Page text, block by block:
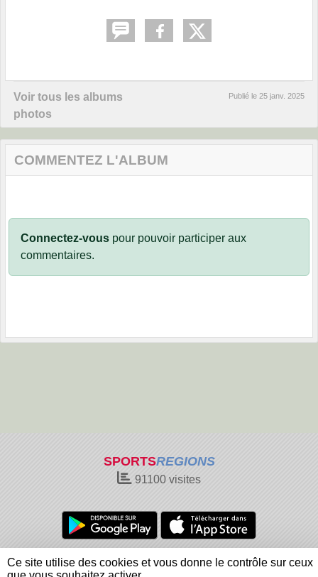
Voir tous les albums
photos
Publié le 25 janv. 2025
COMMENTEZ L'ALBUM
Connectez-vous pour pouvoir participer aux
commentaires.
SPORTSREGIONS
91100 visites
Charte cookies
Gestion des cookies
Informations légales
Signaler un contenu inapproprié
Ce site utilise des cookies et vous donne le contrôle sur ceux